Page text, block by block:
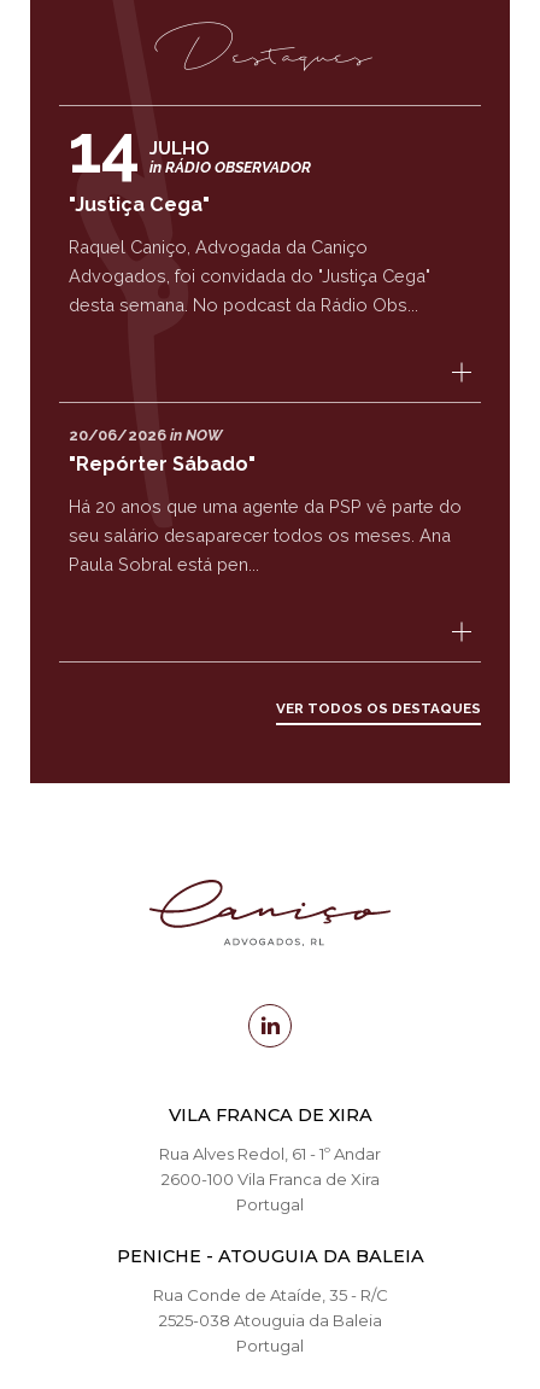
Destaques
14 JULHO
in RÁDIO OBSERVADOR
"Justiça Cega"
Raquel Caniço, Advogada da Caniço
Advogados, foi convidada do "Justiça Cega"
desta semana. No podcast da Rádio Obs...
20/06/2026 in NOW
"Repórter Sábado"
Há 20 anos que uma agente da PSP vê parte do
seu salário desaparecer todos os meses. Ana
Paula Sobral está pen...
VER TODOS OS DESTAQUES
VILA FRANCA DE XIRA
Rua Alves Redol, 61 - 1º Andar
2600-100 Vila Franca de Xira
Portugal
PENICHE - ATOUGUIA DA BALEIA
Rua Conde de Ataíde, 35 - R/C
2525-038 Atouguia da Baleia
Portugal